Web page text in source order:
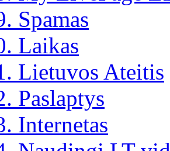
Spamas
Laikas
Lietuvos Ateitis
Paslaptys
Internetas